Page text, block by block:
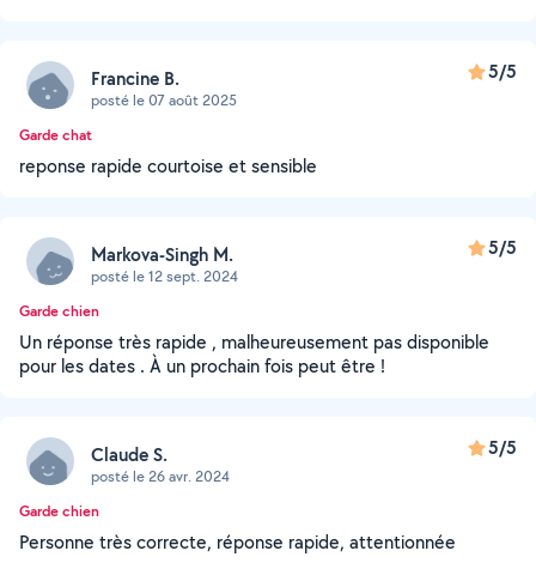
Francine B.
posté le 07 août 2025
5/5
Garde chat
reponse rapide courtoise et sensible
Markova-Singh M.
posté le 12 sept. 2024
5/5
Garde chien
Un réponse très rapide , malheureusement pas disponible
pour les dates . À un prochain fois peut être !
Claude S.
posté le 26 avr. 2024
5/5
Garde chien
Personne très correcte, réponse rapide, attentionnée